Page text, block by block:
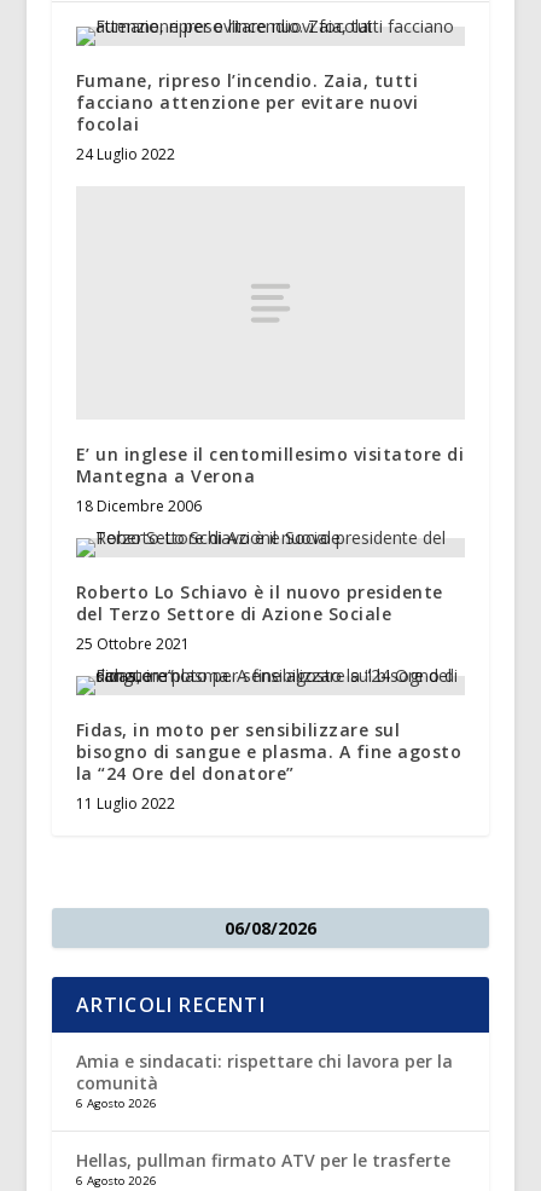
Fumane, ripreso l’incendio. Zaia, tutti
facciano attenzione per evitare nuovi
focolai
24 Luglio 2022
E’ un inglese il centomillesimo visitatore di
Mantegna a Verona
18 Dicembre 2006
Roberto Lo Schiavo è il nuovo presidente
del Terzo Settore di Azione Sociale
25 Ottobre 2021
Fidas, in moto per sensibilizzare sul
bisogno di sangue e plasma. A fine agosto
la “24 Ore del donatore”
11 Luglio 2022
06/08/2026
ARTICOLI RECENTI
Amia e sindacati: rispettare chi lavora per la
comunità
6 Agosto 2026
Hellas, pullman firmato ATV per le trasferte
6 Agosto 2026